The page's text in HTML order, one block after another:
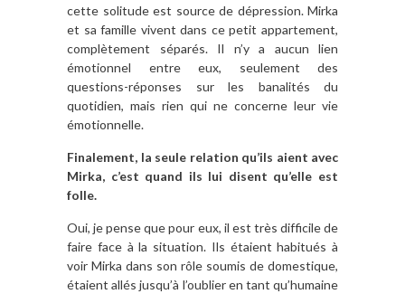
cette solitude est source de dépression. Mirka
et sa famille vivent dans ce petit appartement,
complètement séparés. Il n’y a aucun lien
émotionnel entre eux, seulement des
questions-réponses sur les banalités du
quotidien, mais rien qui ne concerne leur vie
émotionnelle.
Finalement, la seule relation qu’ils aient avec
Mirka, c’est quand ils lui disent qu’elle est
folle.
Oui, je pense que pour eux, il est très difficile de
faire face à la situation. Ils étaient habitués à
voir Mirka dans son rôle soumis de domestique,
étaient allés jusqu’à l’oublier en tant qu’humaine